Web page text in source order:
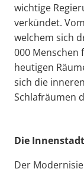
wichtige
verkündet.
welchem sich
000 Menschen
heutigen
sich die
Schlafräumen
Die
Der